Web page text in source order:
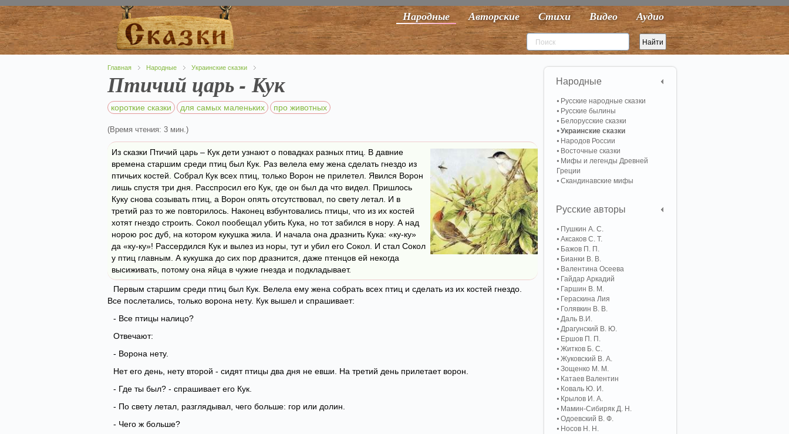
Народные Авторские Стихи Видео Аудио
Главная Народные Украинские сказки
Птичий царь - Кук
короткие сказки для самых маленьких про животных
(Время чтения: 3 мин.)
Из сказки Птичий царь – Кук дети узнают о повадках разных птиц. В давние
времена старшим среди птиц был Кук. Раз велела ему жена сделать гнездо из
птичьих костей. Собрал Кук всех птиц, только Ворон не прилетел. Явился Ворон
лишь спустя три дня. Расспросил его Кук, где он был да что видел. Пришлось
Куку снова созывать птиц, а Ворон опять отсутствовал, по свету летал. И в
третий раз то же повторилось. Наконец взбунтовались птицы, что из их костей
хотят гнездо строить. Сокол пообещал убить Кука, но тот забился в нору. А над
норою рос дуб, на котором кукушка жила. И начала она дразнить Кука: «ку-ку»
да «ку-ку»! Рассердился Кук и вылез из норы, тут и убил его Сокол. И стал Сокол
у птиц главным. А кукушка до сих пор дразнится, даже птенцов ей некогда
высиживать, потому она яйца в чужие гнезда и подкладывает.
Первым старшим среди птиц был Кук. Велела ему жена собрать всех птиц и сделать из их костей гнездо.
Все послетались, только ворона нету. Кук вышел и спрашивает:
- Все птицы налицо?
Отвечают:
- Ворона нету.
Нет его день, нету второй - сидят птицы два дня не евши. На третий день прилетает ворон.
- Где ты был? - спрашивает его Кук.
- По свету летал, разглядывал, чего больше: гор или долин.
- Чего ж больше?
Народные
Русские народные сказки
Русские былины
Белорусские сказки
Украинские сказки
Народов России
Восточные сказки
Мифы и легенды Древней
Греции
Скандинавские мифы
Русские авторы
Пушкин А. С.
Аксаков С. Т.
Бажов П. П.
Бианки В. В.
Валентина Осеева
Гайдар Аркадий
Гаршин В. М.
Гераскина Лия
Голявкин В. В.
Даль В.И.
Драгунский В. Ю.
Ершов П. П.
Житков Б. С.
Жуковский В. А.
Зощенко М. М.
Катаев Валентин
Коваль Ю. И.
Крылов И. А.
Мамин-Сибиряк Д. Н.
Одоевский В. Ф.
Носов Н. Н.